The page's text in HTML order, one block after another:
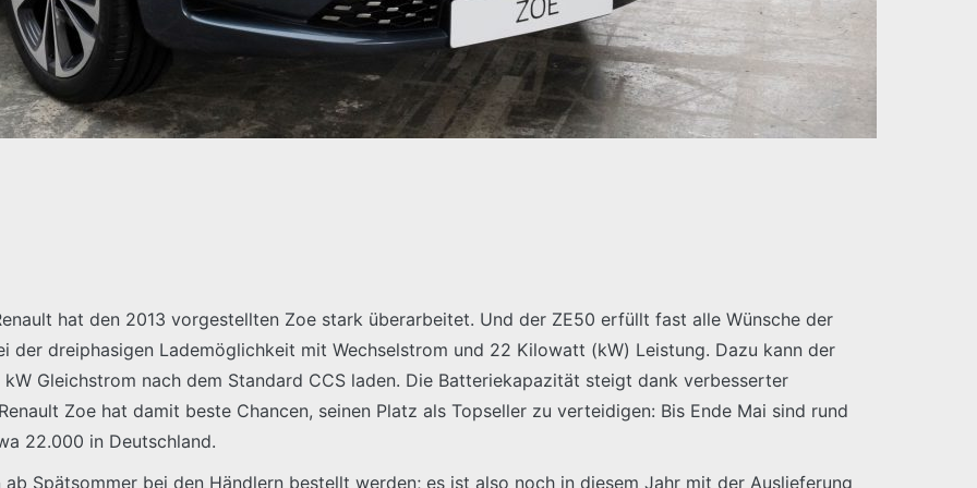
hat den 2013 vorgestellten Zoe stark überarbeitet. Und der ZE50 erfüllt fast alle Wünsche der
der dreiphasigen Lademöglichkeit mit Wechselstrom und 22 Kilowatt (kW) Leistung. Dazu kann der
Gleichstrom nach dem Standard CCS laden. Die Batteriekapazität steigt dank verbesserter
Zoe hat damit beste Chancen, seinen Platz als Topseller zu verteidigen: Bis Ende Mai sind rund
22.000 in Deutschland.
Spätsommer bei den Händlern bestellt werden; es ist also noch in diesem Jahr mit der Auslieferung